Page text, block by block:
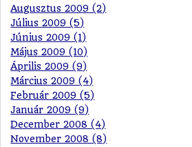
Augusztus 2009 (2)
Július 2009 (5)
Június 2009 (1)
Május 2009 (10)
Április 2009 (9)
Március 2009 (4)
Február 2009 (5)
Január 2009 (9)
December 2008 (4)
November 2008 (8)